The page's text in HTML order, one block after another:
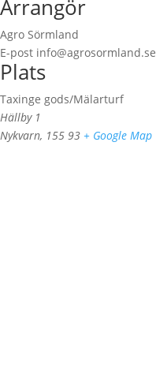
Arrangör
Agro Sörmland
E-post info@agrosormland.se
Plats
Taxinge gods/Mälarturf
Hällby 1
Nykvarn, 155 93 + Google Map